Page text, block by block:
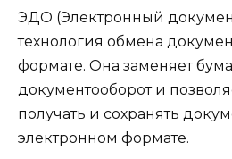
ЭДО (Электронный
технология обмена
формате. Она заменяет
документооборот и
получать и сохранять
электронном формате.